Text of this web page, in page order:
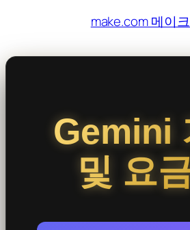
츠
로
make.com 메이
Gemini
및 요